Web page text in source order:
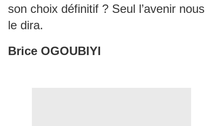
son choix définitif ? Seul l’avenir nous
le dira.
Brice OGOUBIYI